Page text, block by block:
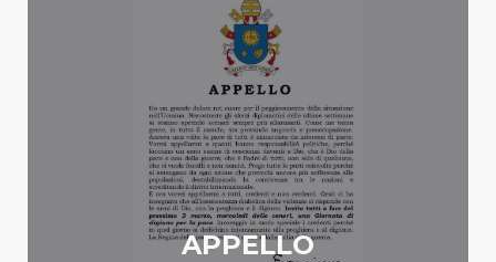
APPELLO